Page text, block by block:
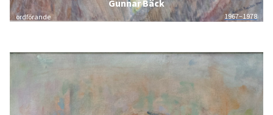
Gunnar Bäck
ordförande 1967–1978